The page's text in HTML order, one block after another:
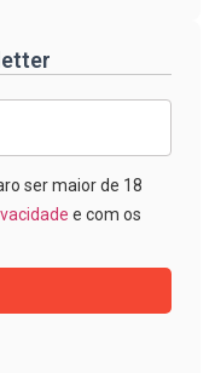
ser maior de 18
e com os